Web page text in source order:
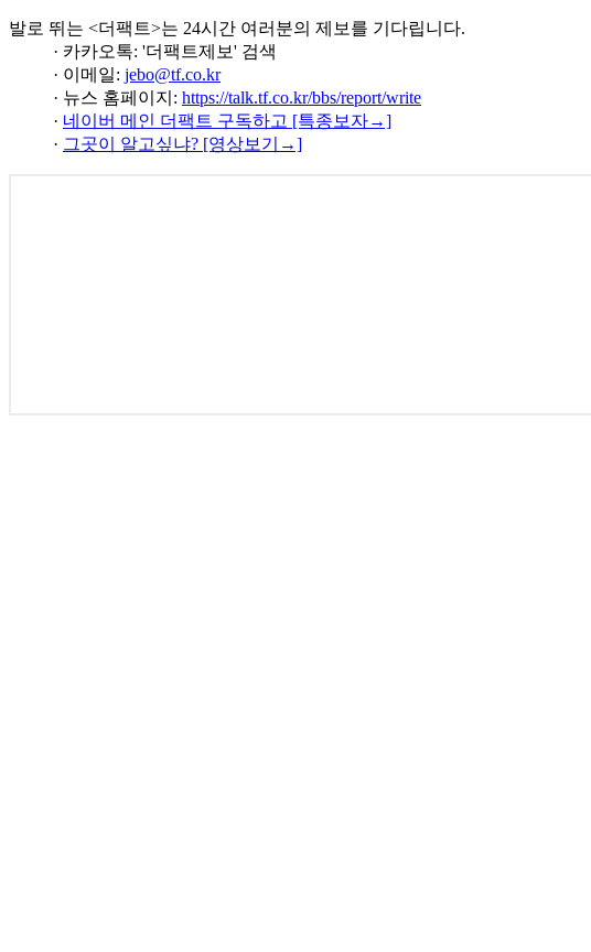
발로 뛰는 <더팩트>는 24시간 여러분의 제보를 기다립니다.
· 카카오톡: '더팩트제보' 검색
· 이메일: jebo@tf.co.kr
· 뉴스 홈페이지: https://talk.tf.co.kr/bbs/report/write
· 네이버 메인 더팩트 구독하고 [특종보자→]
· 그곳이 알고싶냐? [영상보기→]